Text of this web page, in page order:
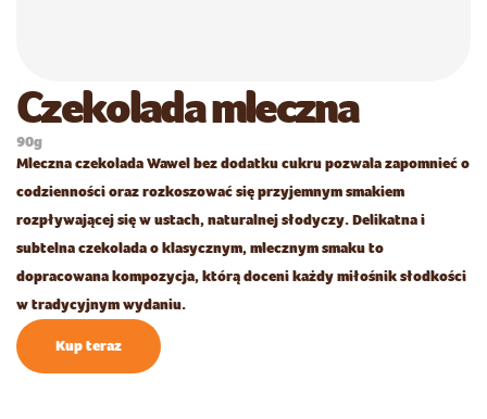
Czekolada mleczna
90g
Mleczna czekolada Wawel bez dodatku cukru pozwala zapomnieć o
codzienności oraz rozkoszować się przyjemnym smakiem
rozpływającej się w ustach, naturalnej słodyczy. Delikatna i
subtelna czekolada o klasycznym, mlecznym smaku to
dopracowana kompozycja, którą doceni każdy miłośnik słodkości
w tradycyjnym wydaniu.
Kup teraz